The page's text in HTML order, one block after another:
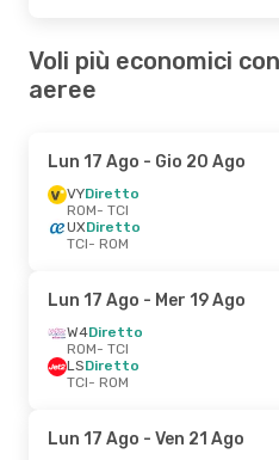
Voli più economici
aeree
Lun 17 Ago - Gio 20 Ago
VYDiretto
ROM- TCI
UXDiretto
TCI- ROM
Lun 17 Ago - Mer 19 Ago
W4Diretto
ROM- TCI
LSDiretto
TCI- ROM
Lun 17 Ago - Ven 21 Ago